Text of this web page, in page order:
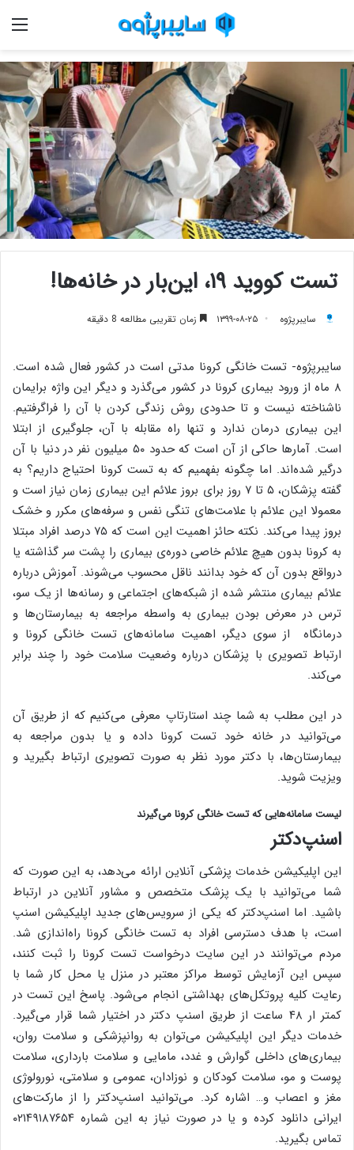
تست کووید ۱۹، این‌بار در خانه‌ها!
سایبرپژوه ۱۳۹۹-۰۸-۲۵ زمان تقریبی مطالعه 8 دقیقه
سایبرپژوه- تست خانگی کرونا مدتی است در کشور فعال شده است.
۸ ماه از ورود بیماری کرونا در کشور می‌گذرد و دیگر این واژه برایمان
ناشناخته نیست و تا حدودی روش زندگی کردن با آن را فراگرفتیم.
این بیماری درمان ندارد و تنها راه مقابله با آن، جلوگیری از ابتلا
است. آمارها حاکی از آن است که حدود ۵۰ میلیون نفر در دنیا با آن
درگیر شده‌اند. اما چگونه بفهمیم که به تست کرونا احتیاج داریم؟ به
گفته پزشکان، ۵ تا ۷ روز برای بروز علائم این بیماری زمان نیاز است و
معمولا این علائم با علامت‌های تنگی نفس و سرفه‌های مکرر و خشک
بروز پیدا می‌کند. نکته حائز اهمیت این است که ۷۵ درصد افراد مبتلا
به کرونا بدون هیچ علائم خاصی دوره‌ی بیماری را پشت سر گذاشته یا
درواقع بدون آن که خود بدانند ناقل محسوب می‌شوند. آموزش درباره
علائم بیماری منتشر شده از شبکه‌های اجتماعی و رسانه‌ها از یک سو،
ترس در معرض بودن بیماری به واسطه مراجعه به بیمارستان‌ها و
درمانگاه از سوی دیگر، اهمیت سامانه‌های تست خانگی کرونا و
ارتباط تصویری با پزشکان درباره وضعیت سلامت خود را چند برابر
می‌کند.
در این مطلب به شما چند استارتاپ معرفی می‌کنیم که از طریق آن
می‌توانید در خانه خود تست کرونا داده و یا بدون مراجعه به
بیمارستان‌ها، با دکتر مورد نظر به صورت تصویری ارتباط بگیرید و
ویزیت شوید.
لیست سامانه‌هایی که تست خانگی کرونا می‌گیرند
اسنپ‌دکتر
این اپلیکیشن خدمات پزشکی آنلاین ارائه می‌دهد، به این صورت که
شما می‌توانید با یک پزشک متخصص و مشاور آنلاین در ارتباط
باشید. اما اسنپ‌دکتر که یکی از سرویس‌های جدید اپلیکیشن اسنپ
است، با هدف دسترسی افراد به تست خانگی کرونا راه‌اندازی شد.
مردم می‌توانند در این سایت درخواست تست کرونا را ثبت کنند،
سپس این آزمایش توسط مراکز معتبر در منزل یا محل کار شما با
رعایت کلیه پروتکل‌های بهداشتی انجام می‌شود. پاسخ این تست در
کمتر ار ۴۸ ساعت از طریق اسنپ دکتر در اختیار شما قرار می‌گیرد.
خدمات دیگر این اپلیکیشن می‌توان به روانپزشکی و سلامت روان،
بیماری‌های داخلی گوارش و غدد، مامایی و سلامت بارداری، سلامت
پوست و مو، سلامت کودکان و نوزادان، عمومی و سلامتی، نورولوژی
مغز و اعصاب و… اشاره کرد. می‌توانید اسنپ‌دکتر را از مارکت‌های
ایرانی دانلود کرده و یا در صورت نیاز به این شماره ۰۲۱۴۹۱۸۷۶۵۴
تماس بگیرید.